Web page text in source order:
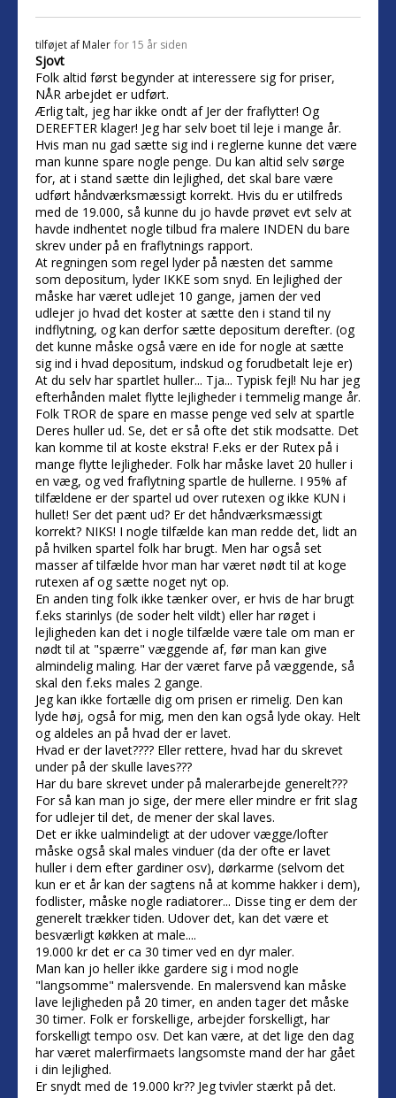
tilføjet af Maler for 15 år siden
Sjovt
Folk altid først begynder at interessere sig for priser,
NÅR arbejdet er udført.
Ærlig talt, jeg har ikke ondt af Jer der fraflytter! Og
DEREFTER klager! Jeg har selv boet til leje i mange år.
Hvis man nu gad sætte sig ind i reglerne kunne det være
man kunne spare nogle penge. Du kan altid selv sørge
for, at i stand sætte din lejlighed, det skal bare være
udført håndværksmæssigt korrekt. Hvis du er utilfreds
med de 19.000, så kunne du jo havde prøvet evt selv at
havde indhentet nogle tilbud fra malere INDEN du bare
skrev under på en fraflytnings rapport.
At regningen som regel lyder på næsten det samme
som depositum, lyder IKKE som snyd. En lejlighed der
måske har været udlejet 10 gange, jamen der ved
udlejer jo hvad det koster at sætte den i stand til ny
indflytning, og kan derfor sætte depositum derefter. (og
det kunne måske også være en ide for nogle at sætte
sig ind i hvad depositum, indskud og forudbetalt leje er)
At du selv har spartlet huller... Tja... Typisk fejl! Nu har jeg
efterhånden malet flytte lejligheder i temmelig mange år.
Folk TROR de spare en masse penge ved selv at spartle
Deres huller ud. Se, det er så ofte det stik modsatte. Det
kan komme til at koste ekstra! F.eks er der Rutex på i
mange flytte lejligheder. Folk har måske lavet 20 huller i
en væg, og ved fraflytning spartle de hullerne. I 95% af
tilfældene er der spartel ud over rutexen og ikke KUN i
hullet! Ser det pænt ud? Er det håndværksmæssigt
korrekt? NIKS! I nogle tilfælde kan man redde det, lidt an
på hvilken spartel folk har brugt. Men har også set
masser af tilfælde hvor man har været nødt til at koge
rutexen af og sætte noget nyt op.
En anden ting folk ikke tænker over, er hvis de har brugt
f.eks starinlys (de soder helt vildt) eller har røget i
lejligheden kan det i nogle tilfælde være tale om man er
nødt til at "spærre" væggende af, før man kan give
almindelig maling. Har der været farve på væggende, så
skal den f.eks males 2 gange.
Jeg kan ikke fortælle dig om prisen er rimelig. Den kan
lyde høj, også for mig, men den kan også lyde okay. Helt
og aldeles an på hvad der er lavet.
Hvad er der lavet???? Eller rettere, hvad har du skrevet
under på der skulle laves???
Har du bare skrevet under på malerarbejde generelt???
For så kan man jo sige, der mere eller mindre er frit slag
for udlejer til det, de mener der skal laves.
Det er ikke ualmindeligt at der udover vægge/lofter
måske også skal males vinduer (da der ofte er lavet
huller i dem efter gardiner osv), dørkarme (selvom det
kun er et år kan der sagtens nå at komme hakker i dem),
fodlister, måske nogle radiatorer... Disse ting er dem der
generelt trækker tiden. Udover det, kan det være et
besværligt køkken at male....
19.000 kr det er ca 30 timer ved en dyr maler.
Man kan jo heller ikke gardere sig i mod nogle
"langsomme" malersvende. En malersvend kan måske
lave lejligheden på 20 timer, en anden tager det måske
30 timer. Folk er forskellige, arbejder forskelligt, har
forskelligt tempo osv. Det kan være, at det lige den dag
har været malerfirmaets langsomste mand der har gået
i din lejlighed.
Er snydt med de 19.000 kr?? Jeg tvivler stærkt på det.